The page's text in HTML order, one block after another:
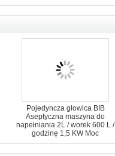
Pojedyncza głowica BIB
Aseptyczna maszyna do
napełniania 2L / worek 600 L /
godzinę 1,5 KW Moc